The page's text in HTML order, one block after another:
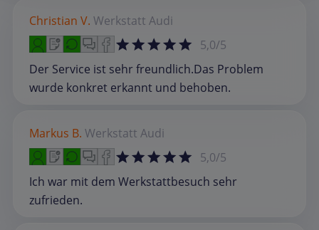
Christian V. Werkstatt Audi
5,0/5
Der Service ist sehr freundlich.Das Problem
wurde konkret erkannt und behoben.
Markus B. Werkstatt Audi
5,0/5
Ich war mit dem Werkstattbesuch sehr
zufrieden.